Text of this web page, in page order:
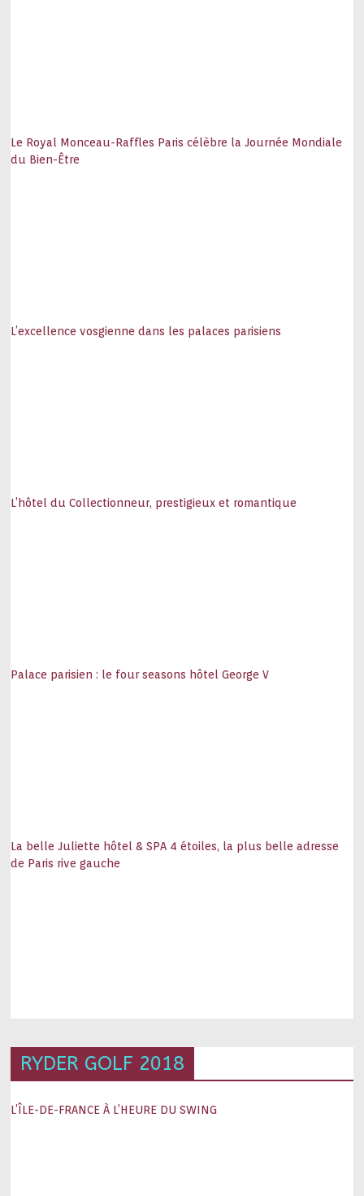
Le Royal Monceau-Raffles Paris célèbre la Journée Mondiale
du Bien-Être
L’excellence vosgienne dans les palaces parisiens
L’hôtel du Collectionneur, prestigieux et romantique
Palace parisien : le four seasons hôtel George V
La belle Juliette hôtel & SPA 4 étoiles, la plus belle adresse
de Paris rive gauche
RYDER GOLF 2018
L’ÎLE-DE-FRANCE À L’HEURE DU SWING